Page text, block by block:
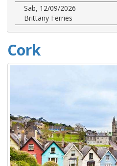
Sab, 12/09/2026
Brittany Ferries
Cork